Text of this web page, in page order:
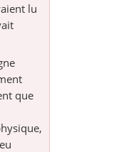
lu
que